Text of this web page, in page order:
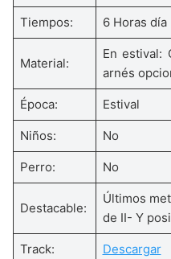
Tiempos: 6 Horas
Material:
En estival:
arnés
Época: Estival
Niños: No
Perro: No
Destacable:
Últimos
de II- Y
Track: Descargar